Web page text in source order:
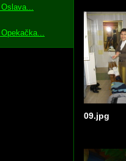
09.jpg